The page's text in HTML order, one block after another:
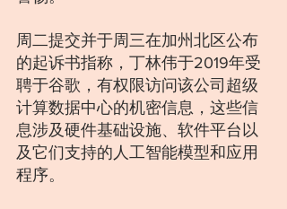
周二提交并于周三在加州北区公布
的起诉书指称，丁林伟于2019年受
聘于谷歌，有权限访问该公司超级
计算数据中心的机密信息，这些信
息涉及硬件基础设施、软件平台以
及它们支持的人工智能模型和应用
程序。